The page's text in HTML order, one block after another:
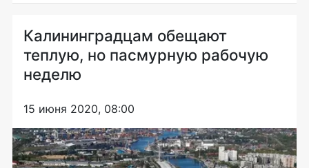
Калининградцам обещают
теплую, но пасмурную рабочую
неделю
15 июня 2020, 08:00